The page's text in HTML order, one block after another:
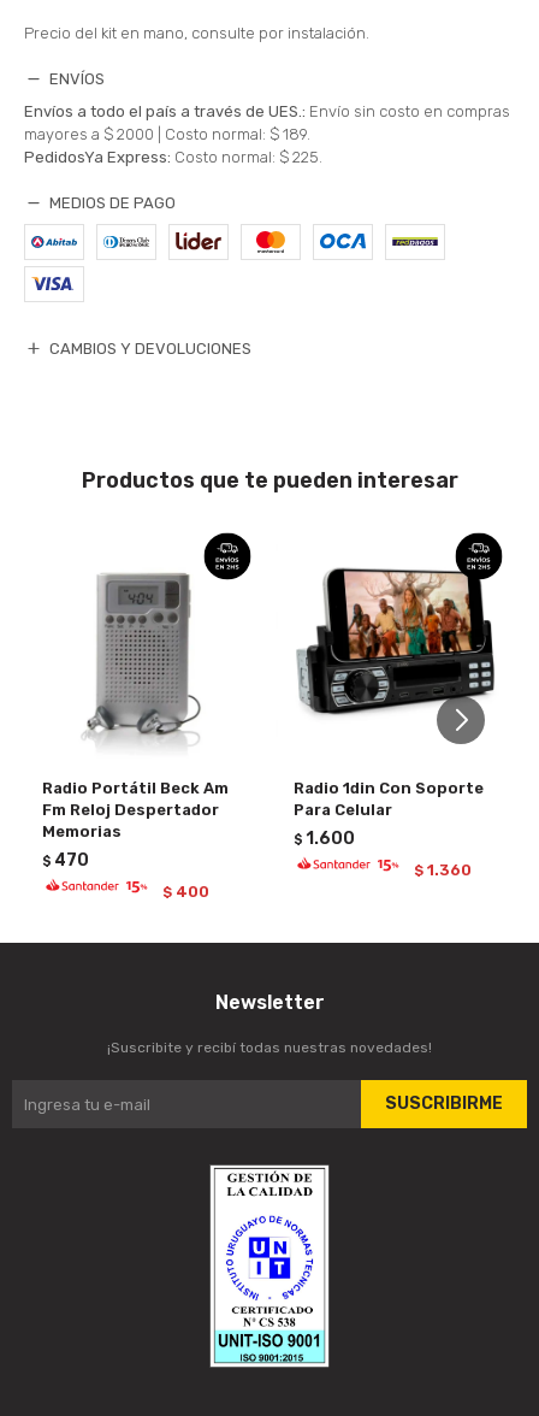
Precio del kit en mano, consulte por instalación.
ENVÍOS
Envíos a todo el país a través de UES.: Envío sin costo en compras
mayores a $ 2000 | Costo normal: $ 189.
PedidosYa Express: Costo normal: $ 225.
MEDIOS DE PAGO
CAMBIOS Y DEVOLUCIONES
Productos que te pueden interesar
Radio Portátil Beck Am
Fm Reloj Despertador
Memorias
$ 470
$ 400
Radio 1din Con Soporte
Para Celular
$ 1.600
$ 1.360
Newsletter
¡Suscribite y recibí todas nuestras novedades!
SUSCRIBIRME